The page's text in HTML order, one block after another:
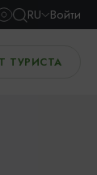
RU Войти
ТУРИСТА